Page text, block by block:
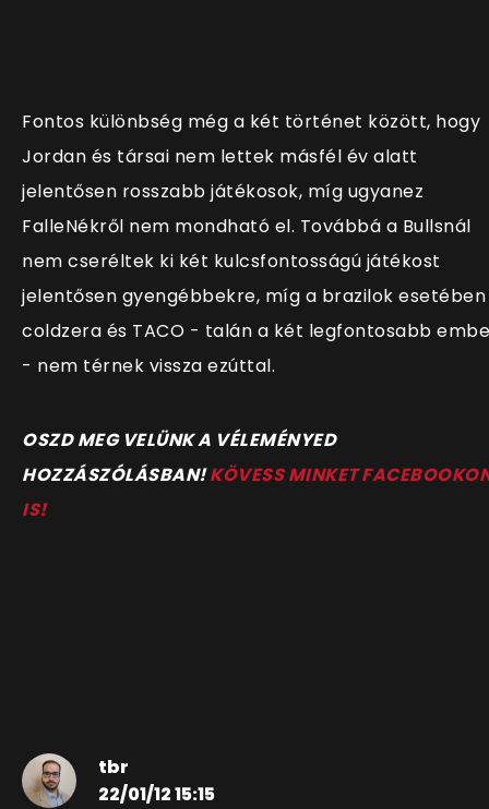
Fontos különbség még a két történet között, hogy
Jordan és társai nem lettek másfél év alatt
jelentősen rosszabb játékosok, míg ugyanez
FalleNékről nem mondható el. Továbbá a Bullsnál
nem cseréltek ki két kulcsfontosságú játékost
jelentősen gyengébbekre, míg a brazilok esetében
coldzera és TACO - talán a két legfontosabb
- nem térnek vissza ezúttal.
OSZD MEG VELÜNK A VÉLEMÉNYED
HOZZÁSZÓLÁSBAN!KÖVESS MINKET
IS!
tbr
22/01/12 15:15